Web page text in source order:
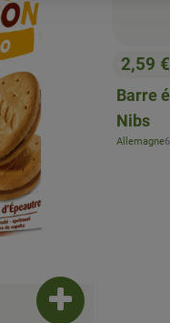
Ajouter le produit
, Prix:
2,59 €
Barre
Nibs
, Origine:
Allemagne,